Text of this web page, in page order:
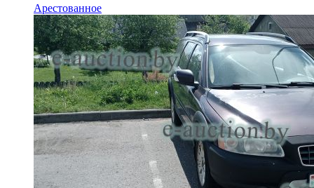
Арестованное